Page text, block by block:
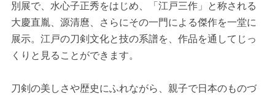
別展で、水心子正秀をはじめ、「江戸三作」と称される
大慶直胤、源清麿、さらにその一門による傑作を一堂に
展示。江戸の刀剣文化と技の系譜を、作品を通してじっ
くりと見ることができます。
刀剣の美しさや歴史にふれながら、親子で日本のものづ